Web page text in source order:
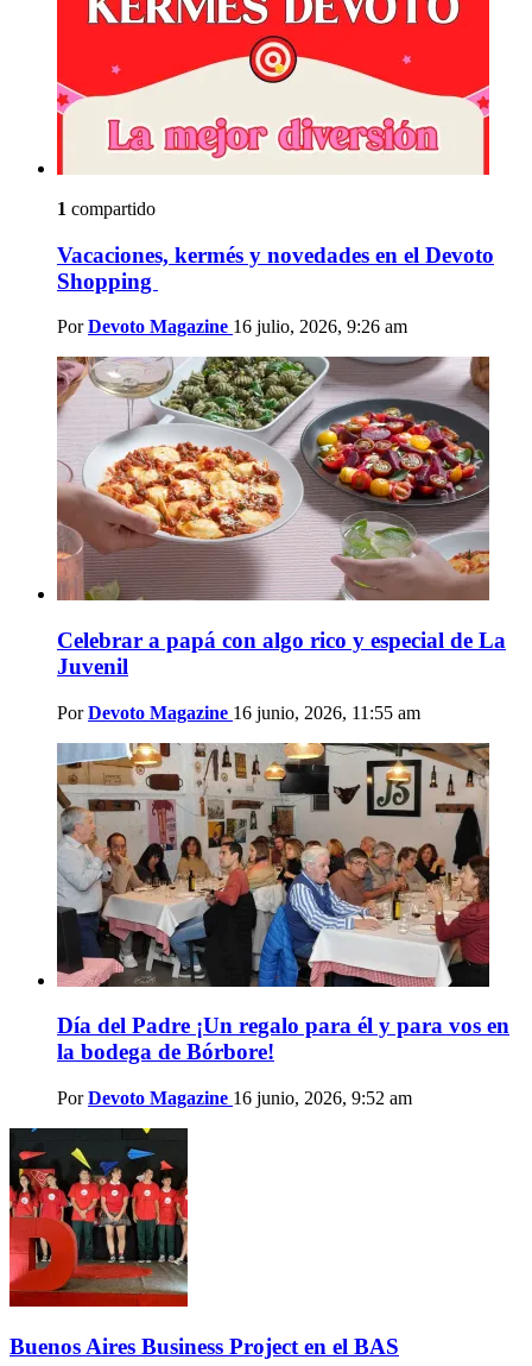
1 compartido
Vacaciones, kermés y novedades en el Devoto
Shopping
Por Devoto Magazine 16 julio, 2026, 9:26 am
Celebrar a papá con algo rico y especial de La
Juvenil
Por Devoto Magazine 16 junio, 2026, 11:55 am
Día del Padre ¡Un regalo para él y para vos en
la bodega de Bórbore!
Por Devoto Magazine 16 junio, 2026, 9:52 am
Buenos Aires Business Project en el BAS